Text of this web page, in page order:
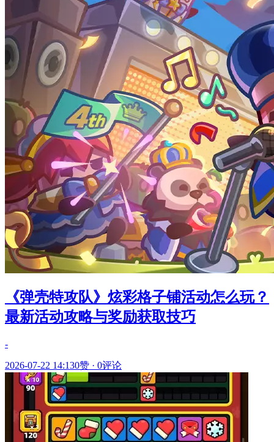
《弹壳特攻队》炫彩格子铺活动怎么玩？
最新活动攻略与奖励获取技巧
-
2026-07-22 14:130赞 · 0评论